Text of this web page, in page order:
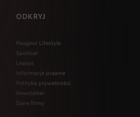
ODKRYJ
Peugeot Lifestyle
Spoticar
Leasys
Informacje prawne
Polityka prywatności
Newsletter
Dane firmy